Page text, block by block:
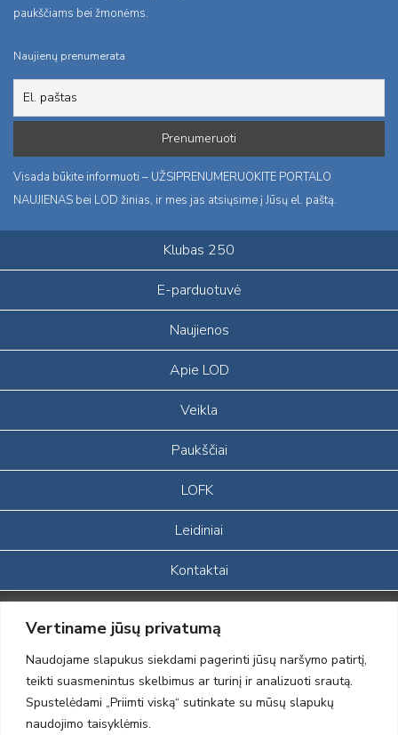
Vertiname jūsų privatumą
Naudojame slapukus siekdami pagerinti jūsų naršymo patirtį,
teikti suasmenintus skelbimus ar turinį ir analizuoti srautą.
Spustelėdami „Priimti viską“ sutinkate su mūsų slapukų
naudojimo taisyklėmis.
paukščiams bei žmonėms.
Naujienų prenumerata
Visada būkite informuoti – UŽSIPRENUMERUOKITE PORTALO
NAUJIENAS bei LOD žinias, ir mes jas atsiųsime į Jūsų el. paštą.
Klubas 250
E-parduotuvė
Naujienos
Apie LOD
Veikla
Paukščiai
LOFK
Leidiniai
Kontaktai
Portalas sukurtas įgyvendinant Lietuvos Respublikos, Europos
ekonominės erdvės ir Norvegijos finansinių mechanizmų iš dalies
finansuojamą paprojektį
„LOD visuomeninės /gamtosauginės veiklos sustiprinimas ir įvaizdžio
formavimas įtraukiant visuomenę į aplinkosauginių tyrimų veiklą“
(paprojekčio
įgyvendinimo sutarties numeris 2004-LT0008-NVO-1EEE/NOR-02-